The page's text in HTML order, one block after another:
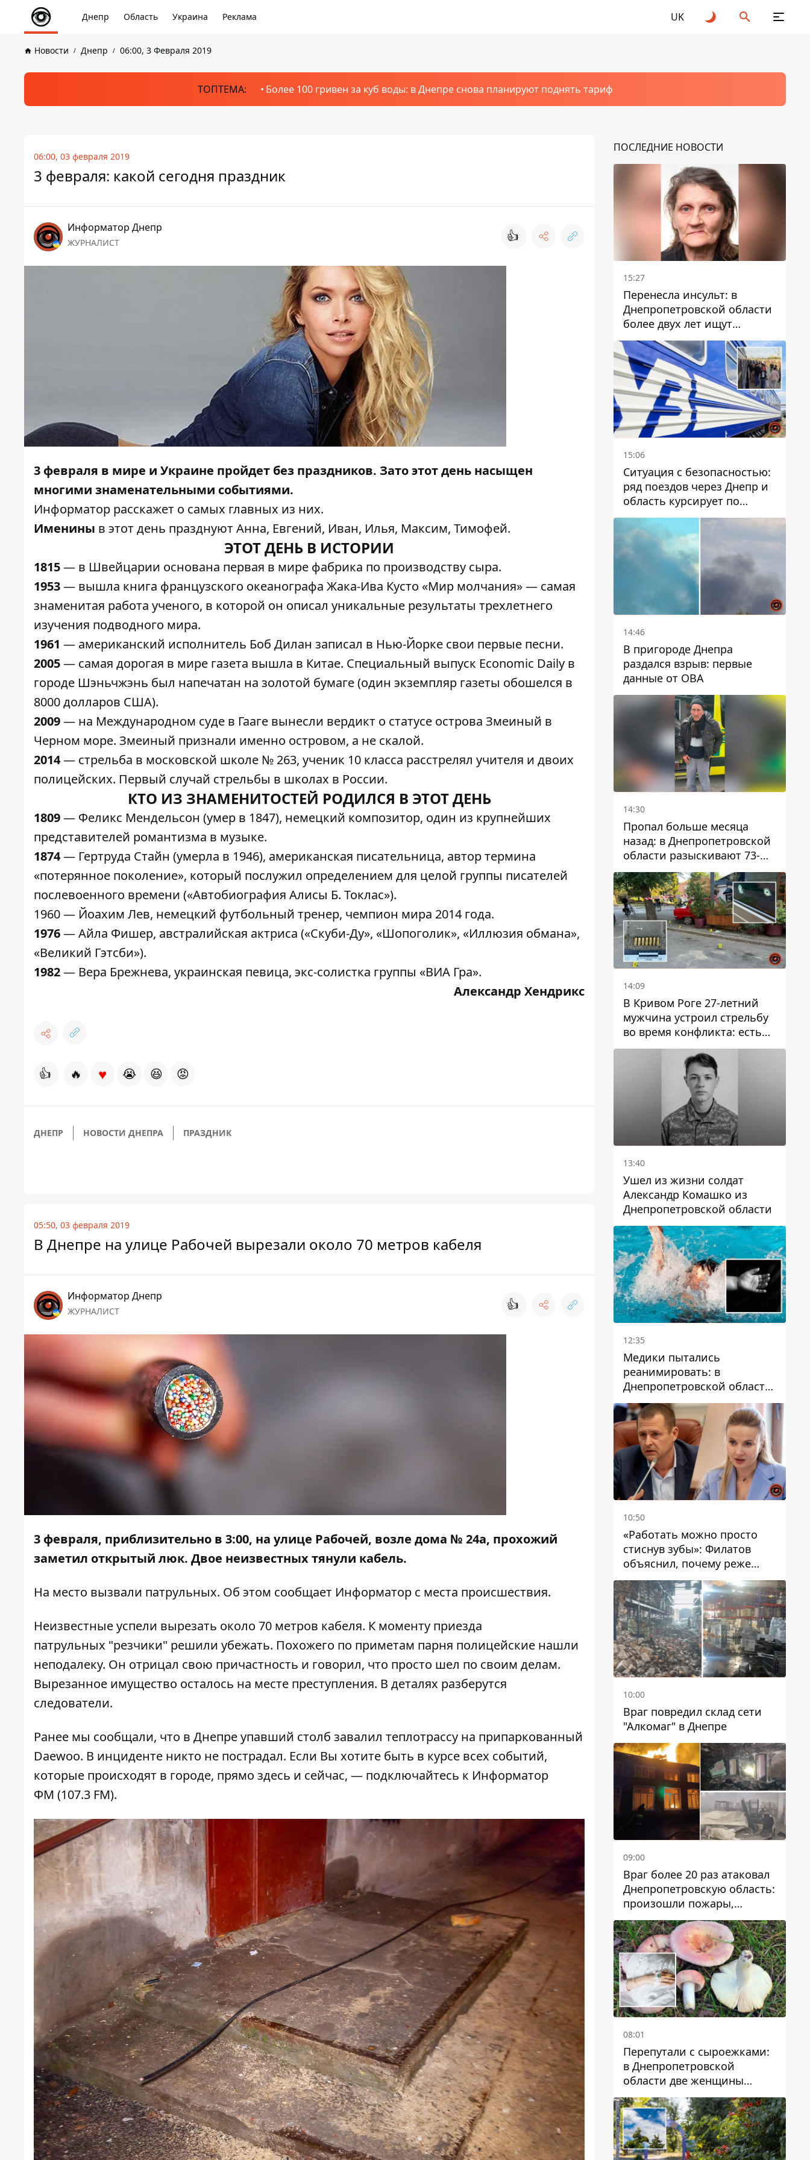
Днепр Область Украина Реклама UK
Новости Днепр 06:00, 3 Февраля 2019
ТОПТЕМА: Более 100 гривен за куб воды: в Днепре снова планируют поднять тариф
06:00, 03 февраля 2019
3 февраля: какой сегодня праздник
Информатор Днепр
ЖУРНАЛИСТ 👍
3 февраля в мире и Украине пройдет без праздников. Зато этот день насыщен
многими знаменательными событиями.
Информатор расскажет о самых главных из них.
Именины в этот день празднуют Анна, Евгений, Иван, Илья, Максим, Тимофей.
ЭТОТ ДЕНЬ В ИСТОРИИ
1815— в Швейцарии основана первая в мире фабрика по производству сыра.
1953— вышла книга французского океанографа Жака-Ива Кусто «Мир молчания» — самая
знаменитая работа ученого, в которой он описал уникальные результаты трехлетнего
изучения подводного мира.
1961 — американский исполнитель Боб Дилан записал в Нью-Йорке свои первые песни.
2005— самая дорогая в мире газета вышла в Китае. Специальный выпуск Economic Daily в
городе Шэньчжэнь был напечатан на золотой бумаге (один экземпляр газеты обошелся в
8000 долларов США).
2009— на Международном суде в Гааге вынесли вердикт о статусе острова Змеиный в
Черном море. Змеиный признали именно островом, а не скалой.
2014— стрельба в московской школе № 263, ученик 10 класса расстрелял учителя и двоих
полицейских. Первый случай стрельбы в школах в России.
КТО ИЗ ЗНАМЕНИТОСТЕЙ РОДИЛСЯ В ЭТОТ ДЕНЬ
1809— Феликс Мендельсон (умер в 1847), немецкий композитор, один из крупнейших
представителей романтизма в музыке.
1874— Гертруда Стайн (умерла в 1946), американская писательница, автор термина
«потерянное поколение», который послужил определением для целой группы писателей
послевоенного времени («Автобиография Алисы Б. Токлас»).
1960 — Йоахим Лев, немецкий футбольный тренер, чемпион мира 2014 года.
1976— Айла Фишер, австралийская актриса («Скуби-Ду», «Шопоголик», «Иллюзия обмана»,
«Великий Гэтсби»).
1982— Вера Брежнева, украинская певица, экс-солистка группы «ВИА Гра».
Александр Хендрикс
👍 🔥 ♥ 😭 😆 😡
ДНЕПР НОВОСТИ ДНЕПРА ПРАЗДНИК
05:50, 03 февраля 2019
В Днепре на улице Рабочей вырезали около 70 метров кабеля
Информатор Днепр
ЖУРНАЛИСТ 👍
3 февраля, приблизительно в 3:00, на улице Рабочей, возле дома № 24а, прохожий
заметил открытый люк. Двое неизвестных тянули кабель.
На место вызвали патрульных. Об этом сообщает Информатор с места происшествия.
Неизвестные успели вырезать около 70 метров кабеля. К моменту приезда
патрульных "резчики" решили убежать. Похожего по приметам парня полицейские нашли
неподалеку. Он отрицал свою причастность и говорил, что просто шел по своим делам.
Вырезанное имущество осталось на месте преступления. В деталях разберутся
следователи.
Ранее мы сообщали, что в Днепре упавший столб завалил теплотрассу на припаркованный
Daewoo. В инциденте никто не пострадал. Если Вы хотите быть в курсе всех событий,
которые происходят в городе, прямо здесь и сейчас, — подключайтесь к Информатор
ФМ (107.3 FM).
ПОСЛЕДНИЕ НОВОСТИ
15:27
Перенесла инсульт: в
Днепропетровской области
более двух лет ищут
пропавшую женщину
15:06
Ситуация с безопасностью:
ряд поездов через Днепр и
область курсирует по
измененному маршруту, а
часть пути заменили
автобусами и электричками
14:46
В пригороде Днепра
раздался взрыв: первые
данные от ОВА
14:30
Пропал больше месяца
назад: в Днепропетровской
области разыскивают 73-
летнего мужчину
14:09
В Кривом Роге 27-летний
мужчина устроил стрельбу
во время конфликта: есть
раненый
13:40
Ушел из жизни солдат
Александр Комашко из
Днепропетровской области
12:35
Медики пытались
реанимировать: в
Днепропетровской области
двухлетний мальчик утонул
в бассейне
10:50
«Работать можно просто
стиснув зубы»: Филатов
объяснил, почему реже
пишет в соцсетях и
раскритиковал медийность
чиновников
10:00
Враг повредил склад сети
"Алкомаг" в Днепре
09:00
Враг более 20 раз атаковал
Днепропетровскую область:
произошли пожары,
повреждены дома,
инфраструктура и авто
08:01
Перепутали с сыроежками:
в Днепропетровской
области две женщины
отравились грибами